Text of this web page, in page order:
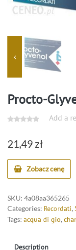
Procto-
Add a
21,49 zł
Zobacz cenę
SKU: 4a08aa365265
Categories: Recordati,
Tags: acqua di gio,
Description